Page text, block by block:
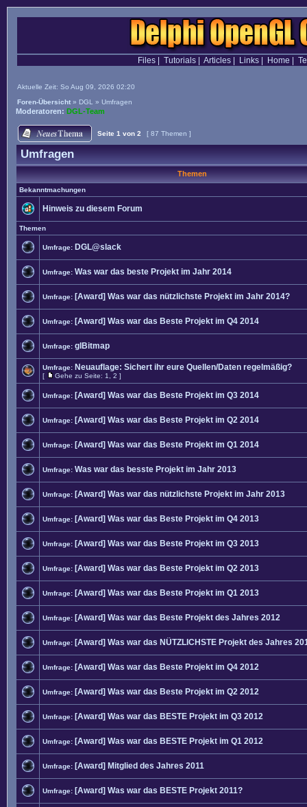
Files| Tutorials| Articles| Links| Home
Aktuelle Zeit: So Aug 09, 2026 02:20
Foren-Übersicht » DGL » Umfragen
Moderatoren: DGL-Team
Seite 1 von 2 [ 87 Themen ]
Umfragen
Themen
Bekanntmachungen
Hinweis zu diesem Forum
Themen
Umfrage: DGL@slack
Umfrage: Was war das beste Projekt im Jahr 2014
Umfrage: [Award] Was war das nützlichste Projekt im Jahr 2014?
Umfrage: [Award] Was war das Beste Projekt im Q4 2014
Umfrage: glBitmap
Umfrage: Neuauflage: Sichert ihr eure Quellen/Daten regelmäßig?
[ Gehe zu Seite: 1 2 ]
Umfrage: [Award] Was war das Beste Projekt im Q3 2014
Umfrage: [Award] Was war das Beste Projekt im Q2 2014
Umfrage: [Award] Was war das Beste Projekt im Q1 2014
Umfrage: Was war das besste Projekt im Jahr 2013
Umfrage: [Award] Was war das nützlichste Projekt im Jahr 2013
Umfrage: [Award] Was war das Beste Projekt im Q4 2013
Umfrage: [Award] Was war das Beste Projekt im Q3 2013
Umfrage: [Award] Was war das Beste Projekt im Q2 2013
Umfrage: [Award] Was war das Beste Projekt im Q1 2013
Umfrage: [Award] Was war das Beste Projekt des Jahres 2012
Umfrage: [Award] Was war das NÜTZLICHSTE Projekt des Jahres
Umfrage: [Award] Was war das Beste Projekt im Q4 2012
Umfrage: [Award] Was war das Beste Projekt im Q2 2012
Umfrage: [Award] Was war das BESTE Projekt im Q3 2012
Umfrage: [Award] Was war das BESTE Projekt im Q1 2012
Umfrage: [Award] Mitglied des Jahres 2011
Umfrage: [Award] Was war das BESTE Projekt 2011?